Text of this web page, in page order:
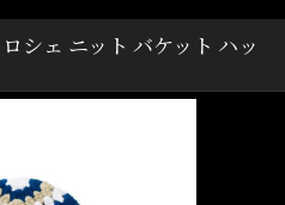
シェ ニット バケット ハッ